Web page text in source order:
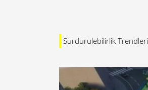
Sürdürülebilirlik Trendleri